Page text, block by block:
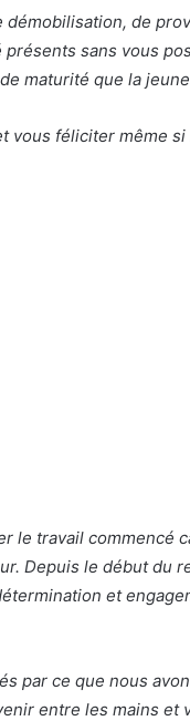
de
sans vous
maturité que la
vous féliciter même
le travail commencé
Depuis le début du
et
par ce que nous
entre les mains